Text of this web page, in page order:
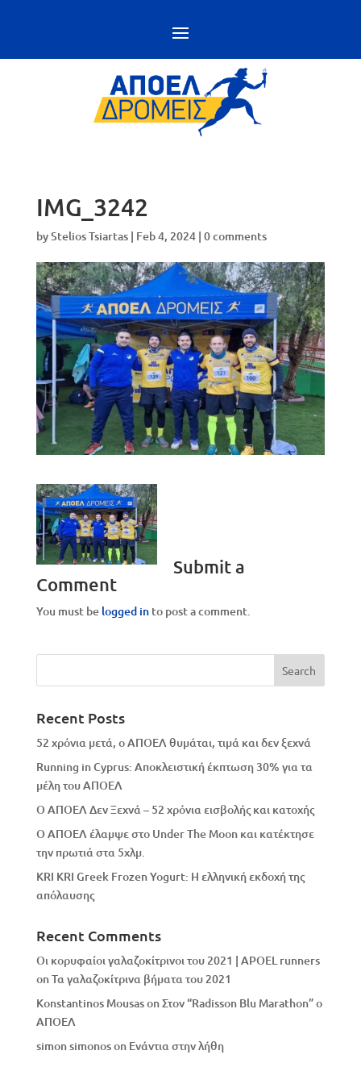
IMG_3242
byStelios Tsiartas| Feb 4, 2024| 0 comments
Submit a
Comment
You must be logged into post a comment.
Recent Posts
52 χρόνια μετά, ο ΑΠΟΕΛ θυμάται, τιμά και δεν ξεχνά
Running in Cyprus: Αποκλειστική έκπτωση 30% για τα
μέλη του ΑΠΟΕΛ
Ο ΑΠΟΕΛ Δεν Ξεχνά – 52 χρόνια εισβολής και κατοχής
Ο ΑΠΟΕΛ έλαμψε στο Under The Moon και κατέκτησε
την πρωτιά στα 5χλμ.
KRI KRI Greek Frozen Yogurt: Η ελληνική εκδοχή της
απόλαυσης
Recent Comments
Οι κορυφαίοι γαλαζοκίτρινοι του 2021 | APOEL runners
onΤα γαλαζοκίτρινα βήματα του 2021
Konstantinos MousasonΣτον “Radisson Blu Marathon” ο
ΑΠΟΕΛ
simon simonoson Eνάντια στην λήθη